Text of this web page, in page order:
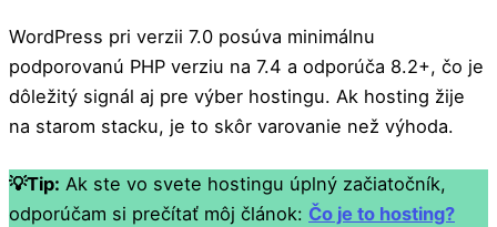
WordPress pri verzii 7.0 posúva minimálnu
podporovanú PHP verziu na 7.4 a odporúča 8.2+, čo je
dôležitý signál aj pre výber hostingu. Ak hosting žije
na starom stacku, je to skôr varovanie než výhoda.
💡Tip: Ak ste vo svete hostingu úplný začiatočník,
odporúčam si prečítať môj článok: Čo je to hosting?